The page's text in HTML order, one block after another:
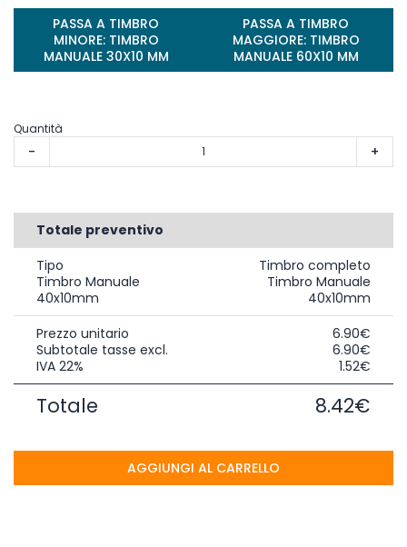
PASSA A TIMBRO
MINORE: TIMBRO
MANUALE 30X10 MM
PASSA A TIMBRO
MAGGIORE: TIMBRO
MANUALE 60X10 MM
Quantità
- +
Totale preventivo
Tipo
Timbro completo
Timbro Manuale
40x10mm
Timbro Manuale
40x10mm
Prezzo unitario
6.90€
Subtotale tasse excl.
6.90€
IVA 22%
1.52€
Totale 8.42€
AGGIUNGI AL CARRELLO